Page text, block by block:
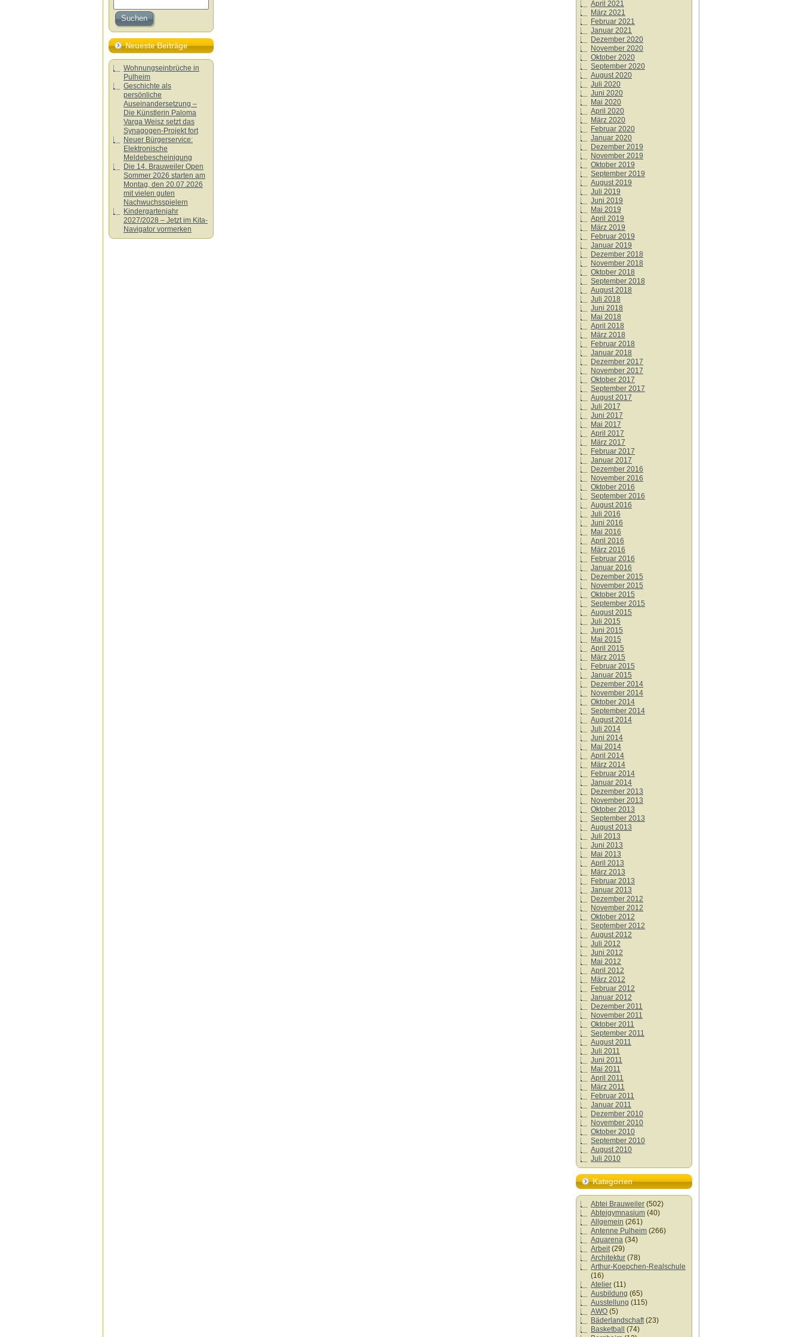
Neueste Beiträge
Wohnungseinbrüche in
Pulheim
Geschichte als
persönliche
Auseinandersetzung –
Die Künstlerin Paloma
Varga Weisz setzt das
Synagogen-Projekt fort
Neuer Bürgerservice:
Elektronische
Meldebescheinigung
Die 14. Brauweiler Open
Sommer 2026 starten am
Montag, den 20.07.2026
mit vielen guten
Nachwuchsspielern
Kindergartenjahr
2027/2028 – Jetzt im Kita-
Navigator vormerken
April 2021
März 2021
Februar 2021
Januar 2021
Dezember 2020
November 2020
Oktober 2020
September 2020
August 2020
Juli 2020
Juni 2020
Mai 2020
April 2020
März 2020
Februar 2020
Januar 2020
Dezember 2019
November 2019
Oktober 2019
September 2019
August 2019
Juli 2019
Juni 2019
Mai 2019
April 2019
März 2019
Februar 2019
Januar 2019
Dezember 2018
November 2018
Oktober 2018
September 2018
August 2018
Juli 2018
Juni 2018
Mai 2018
April 2018
März 2018
Februar 2018
Januar 2018
Dezember 2017
November 2017
Oktober 2017
September 2017
August 2017
Juli 2017
Juni 2017
Mai 2017
April 2017
März 2017
Februar 2017
Januar 2017
Dezember 2016
November 2016
Oktober 2016
September 2016
August 2016
Juli 2016
Juni 2016
Mai 2016
April 2016
März 2016
Februar 2016
Januar 2016
Dezember 2015
November 2015
Oktober 2015
September 2015
August 2015
Juli 2015
Juni 2015
Mai 2015
April 2015
März 2015
Februar 2015
Januar 2015
Dezember 2014
November 2014
Oktober 2014
September 2014
August 2014
Juli 2014
Juni 2014
Mai 2014
April 2014
März 2014
Februar 2014
Januar 2014
Dezember 2013
November 2013
Oktober 2013
September 2013
August 2013
Juli 2013
Juni 2013
Mai 2013
April 2013
März 2013
Februar 2013
Januar 2013
Dezember 2012
November 2012
Oktober 2012
September 2012
August 2012
Juli 2012
Juni 2012
Mai 2012
April 2012
März 2012
Februar 2012
Januar 2012
Dezember 2011
November 2011
Oktober 2011
September 2011
August 2011
Juli 2011
Juni 2011
Mai 2011
April 2011
März 2011
Februar 2011
Januar 2011
Dezember 2010
November 2010
Oktober 2010
September 2010
August 2010
Juli 2010
Kategorien
Abtei Brauweiler (502)
Abteigymnasium (40)
Allgemein (261)
Antenne Pulheim (266)
Aquarena (34)
Arbeit(29)
Architektur (78)
Arthur-Koepchen-Realschule
(16)
Atelier (11)
Ausbildung (65)
Ausstellung (115)
AWO (5)
Bäderlandschaft(23)
Basketball
(74)